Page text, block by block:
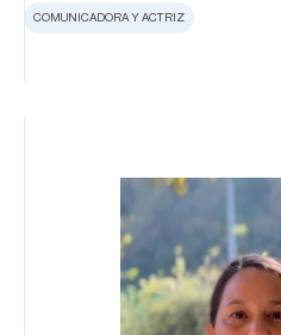
COMUNICADORA Y ACTRIZ